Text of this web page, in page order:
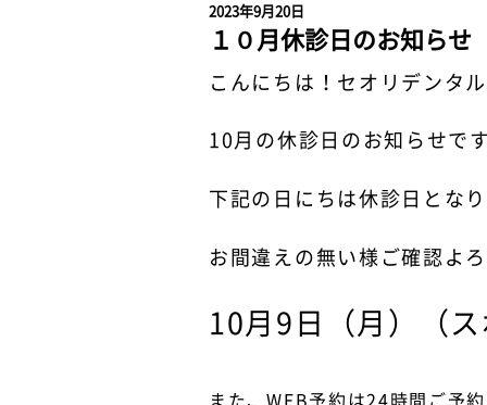
2023年9月20日
１０月休診日のお知らせ
こんにちは！セオリデンタ
10月の休診日のお知らせです
下記の日にちは休診日となり
お間違えの無い様ご確認よ
10月9日（月）（ス
また、WEB予約は24時間ご予